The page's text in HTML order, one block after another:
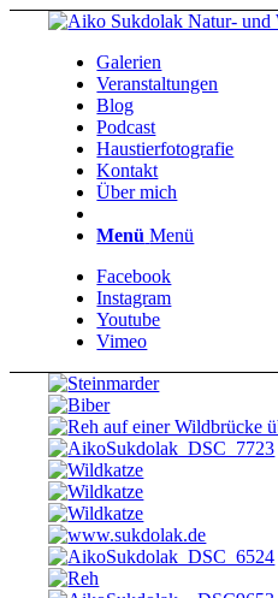
Galerien
Veranstaltungen
Blog
Podcast
Haustierfotografie
Kontakt
Über mich
Menü Menü
Facebook
Instagram
Youtube
Vimeo